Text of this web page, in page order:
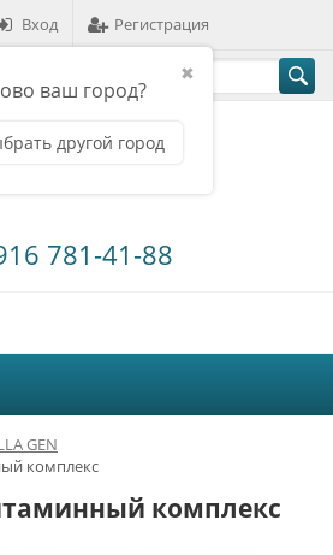
✖
ваш город?
другой город
Вход Регистрация
781-41-88
GEN
комплекс
комплекс